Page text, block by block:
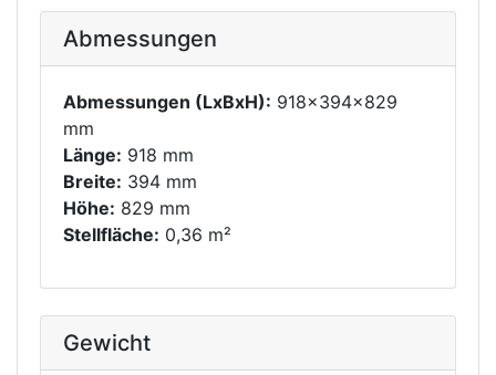
Abmessungen
Abmessungen (LxBxH): 918x394x829
mm
Länge: 918 mm
Breite: 394 mm
Höhe: 829 mm
Stellfläche: 0,36 m²
Gewicht